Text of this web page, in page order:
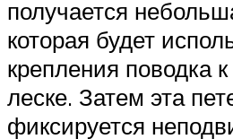
получается
которая будет
крепления поводка
леске. Затем эта
фиксируется